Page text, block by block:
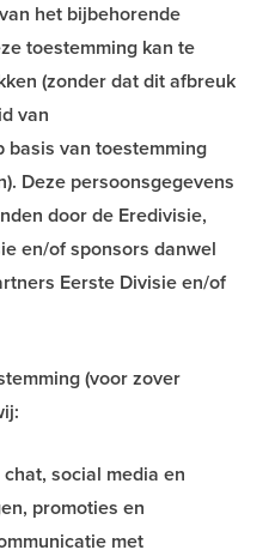
het bijbehorende
toestemming kan te
(zonder dat dit afbreuk
van
van toestemming
Deze persoonsgegevens
door de Eredivisie,
en/of sponsors danwel
Eerste Divisie en/of
(voor zover
social media en
promoties en
met